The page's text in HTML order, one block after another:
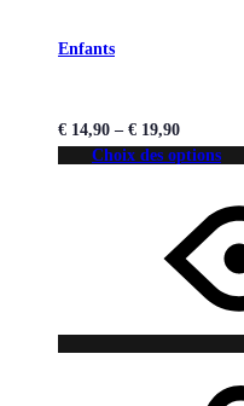
Enfants
€ 14,90 – € 19,90
Choix des options